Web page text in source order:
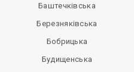
Баштечківська
Березняківська
Бобрицька
Будищенська